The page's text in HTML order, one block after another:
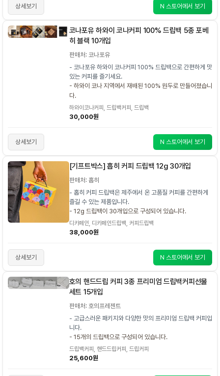
상세보기 N 스토어에서 보기
코나포유 하와이 코나커피 100% 드립백 5종 포베
히 블랙 10개입
판매처: 코나포유
- 코나포유 하와이 코나커피 100% 드립백으로 간편하게 맛
있는 커피를 즐기세요.
- 하와이 코나 지역에서 재배된 100% 원두로 만들어졌습니
다.
하와이코나커피, 드립백커피, 드립백
30,000원
상세보기 N 스토어에서 보기
[기프트박스] 홉히 커피 드립백 12g 30개입
판매처: 홉히
- 홉히 커피 드립백은 제주에서 온 고품질 커피를 간편하게
즐길 수 있는 제품입니다.
- 12g 드립백이 30개입으로 구성되어 있습니다.
디카페인, 디카페인드립백, 커피드립백
38,000원
상세보기 N 스토어에서 보기
호의 핸드드립 커피 3종 프리미엄 드립백커피선물
세트 15개입
판매처: 호의프레젠트
- 고급스러운 패키지와 다양한 맛의 프리미엄 드립백 커피입
니다.
- 15개의 드립백으로 구성되어 있습니다.
드립백커피, 핸드드립커피, 드립커피
25,600원